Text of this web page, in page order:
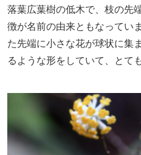
落葉広葉樹の低木で、枝の先
徴が名前の由来ともなってい
た先端に小さな花が球状に集
るような形をしていて、とて